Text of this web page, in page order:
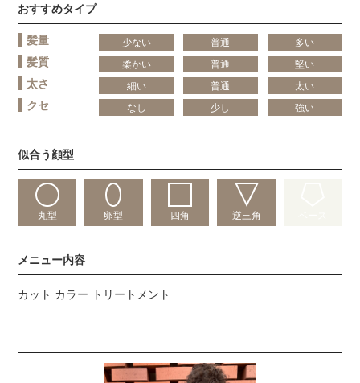
おすすめタイプ
髪量 少ない 普通 多い
髪質 柔かい 普通 堅い
太さ 細い 普通 太い
クセ なし 少し 強い
似合う顔型
丸型 卵型 四角 逆三角
メニュー内容
カット カラー トリートメント